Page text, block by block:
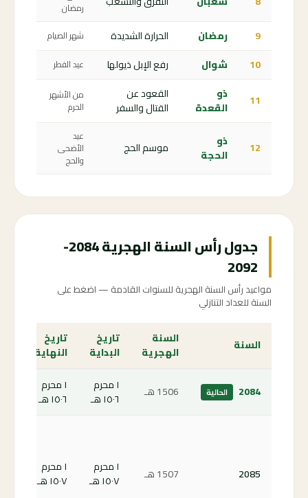
رمضان
9 رمضان الحرارة الشديدة شهر الصيام
10 شوال رفع الإبل ذيولها عيد الفطر
11
ذو
القعدة
القعود عن
القتال والسفر
من الأشهر
الحرم
12
ذو
الحجة
موسم الحج
عيد
الأضحى
والحج
جدول رأس السنة الهجرية 2084-
2092
مواعيد رأس السنة الهجرية للسنوات القادمة — اضغط على
السنة للعداد التنازلي
السنة
السنة
الهجرية
تاريخ
البداية
تاريخ
النهاية
2084 الحالية 1506 هـ
١ محرم
١٥٠٦ هـ
١ محرم
١٥٠٦ هـ
2085 1507 هـ
١ محرم
١٥٠٧ هـ
١ محرم
١٥٠٧ هـ